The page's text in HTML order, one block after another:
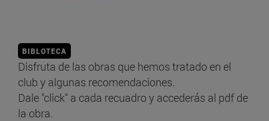
BIBLOTECA
Disfruta de las obras que hemos tratado en el
club y algunas recomendaciones.
Dale "click" a cada recuadro y accederás al pdf de
la obra.